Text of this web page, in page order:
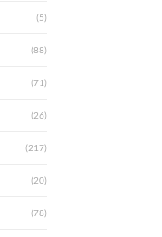
(5)
(88)
(71)
(26)
(217)
(20)
(78)